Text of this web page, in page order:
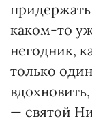
каком-то
негодник,
только
— святой